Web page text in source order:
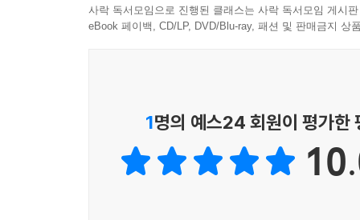
사락 독서모임으로 진행된 클래스는 사락 독서모임 게시
eBook 페이백, CD/LP, DVD/Blu-ray, 패션 및 판매금지 상
1명의 예스24 회원이 평가한